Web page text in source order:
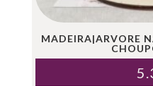
MADEIRA|ARVORE